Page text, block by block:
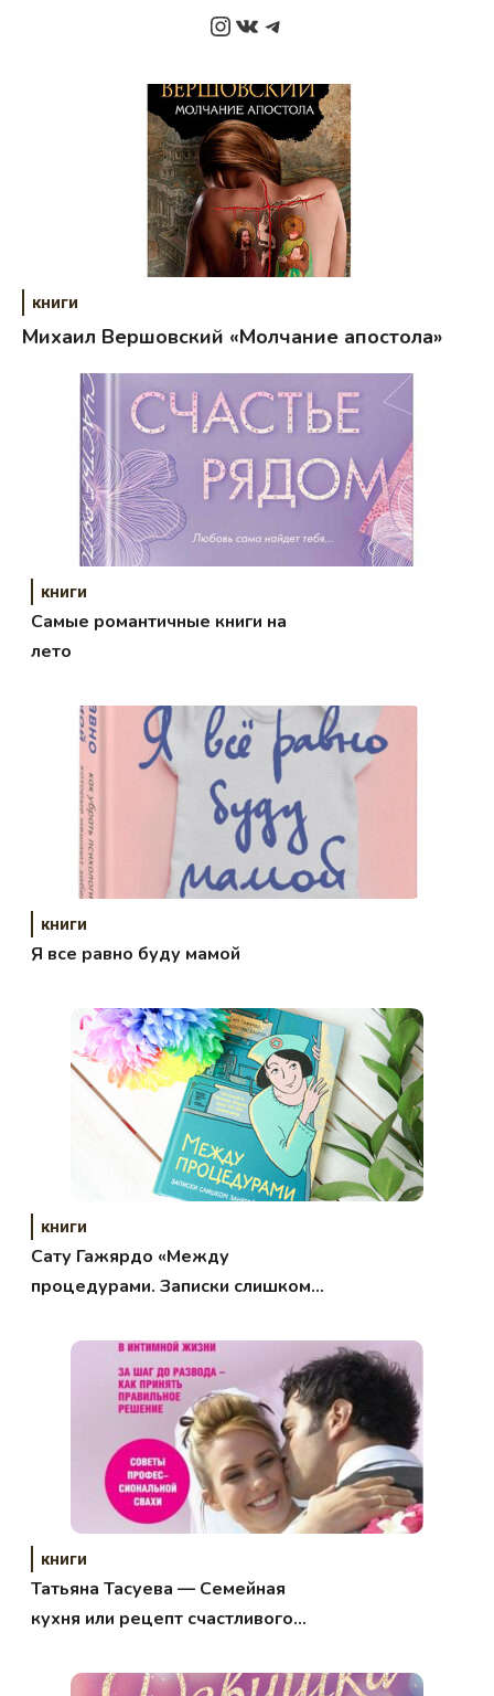
Instagram
ВКонтакте
Telegram
книги
Михаил Вершовский «Молчание апостола»
книги
Самые романтичные книги на
лето
книги
Я все равно буду мамой
книги
Сату Гажярдо «Между
процедурами. Записки слишком
книги
Татьяна Тасуева — Семейная
кухня или рецепт счастливого